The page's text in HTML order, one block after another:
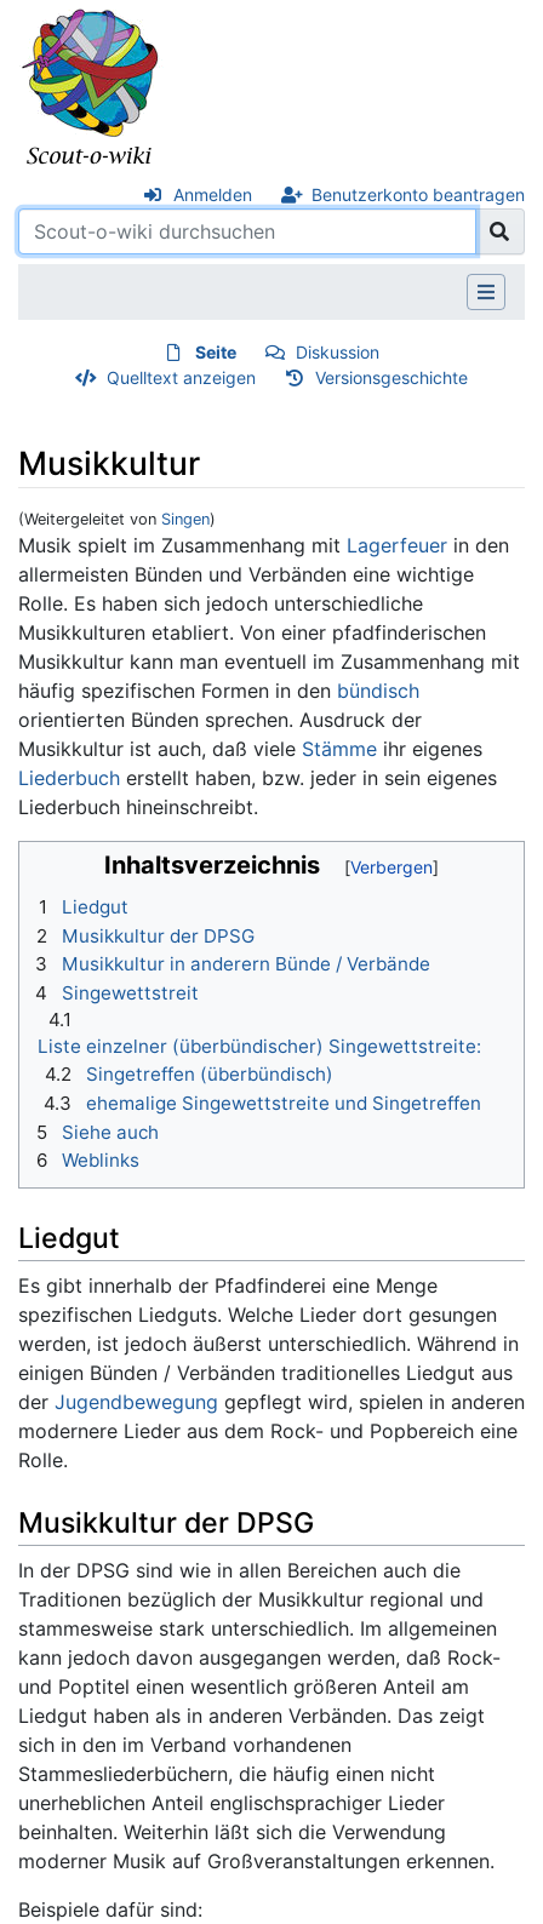
Anmelden Benutzerkonto beantragen
Seite
Diskussion
Quelltext anzeigen
Versionsgeschichte
Musikkultur
(Weitergeleitet von Singen)
Wechseln zu:Navigation,Suche
Musik spielt im Zusammenhang mit Lagerfeuer in den
allermeisten Bünden und Verbänden eine wichtige
Rolle. Es haben sich jedoch unterschiedliche
Musikkulturen etabliert. Von einer pfadfinderischen
Musikkultur kann man eventuell im Zusammenhang mit
häufig spezifischen Formen in den bündisch
orientierten Bünden sprechen. Ausdruck der
Musikkultur ist auch, daß viele Stämme ihr eigenes
Liederbuch erstellt haben, bzw. jeder in sein eigenes
Liederbuch hineinschreibt.
Inhaltsverzeichnis
1
Liedgut
2
Musikkultur der DPSG
3
Musikkultur in anderern Bünde / Verbände
4
Singewettstreit
4.1
Liste einzelner (überbündischer) Singewettstreite:
4.2
Singetreffen (überbündisch)
4.3
ehemalige Singewettstreite und Singetreffen
5
Siehe auch
6
Weblinks
Liedgut
Es gibt innerhalb der Pfadfinderei eine Menge
spezifischen Liedguts. Welche Lieder dort gesungen
werden, ist jedoch äußerst unterschiedlich. Während in
einigen Bünden / Verbänden traditionelles Liedgut aus
der Jugendbewegung gepflegt wird, spielen in anderen
modernere Lieder aus dem Rock- und Popbereich eine
Rolle.
Musikkultur der DPSG
In der DPSG sind wie in allen Bereichen auch die
Traditionen bezüglich der Musikkultur regional und
stammesweise stark unterschiedlich. Im allgemeinen
kann jedoch davon ausgegangen werden, daß Rock-
und Poptitel einen wesentlich größeren Anteil am
Liedgut haben als in anderen Verbänden. Das zeigt
sich in den im Verband vorhandenen
Stammesliederbüchern, die häufig einen nicht
unerheblichen Anteil englischsprachiger Lieder
beinhalten. Weiterhin läßt sich die Verwendung
moderner Musik auf Großveranstaltungen erkennen.
Beispiele dafür sind: